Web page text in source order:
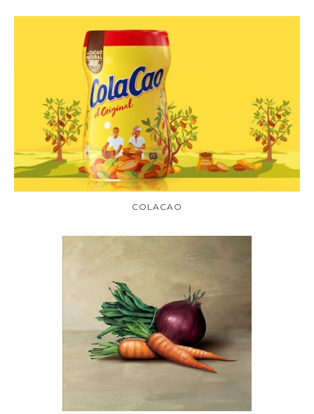
COLACAO